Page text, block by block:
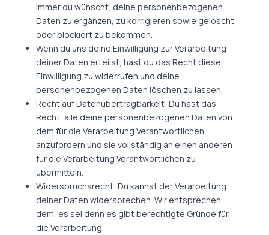
immer du wünscht, deine personenbezogenen
Daten zu ergänzen, zu korrigieren sowie gelöscht
oder blockiert zu bekommen.
Wenn du uns deine Einwilligung zur Verarbeitung
deiner Daten erteilst, hast du das Recht diese
Einwilligung zu widerrufen und deine
personenbezogenen Daten löschen zu lassen.
Recht auf Datenübertragbarkeit: Du hast das
Recht, alle deine personenbezogenen Daten von
dem für die Verarbeitung Verantwortlichen
anzufordern und sie vollständig an einen anderen
für die Verarbeitung Verantwortlichen zu
übermitteln.
Widerspruchsrecht: Du kannst der Verarbeitung
deiner Daten widersprechen. Wir entsprechen
dem, es sei denn es gibt berechtigte Gründe für
die Verarbeitung.